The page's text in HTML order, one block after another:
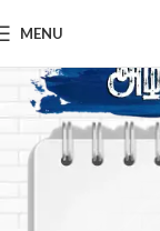
MENU